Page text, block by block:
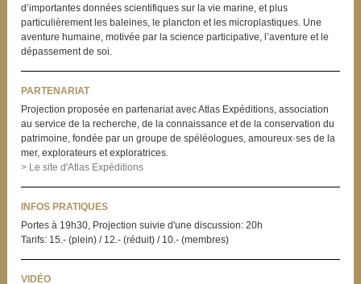
d’importantes données scientifiques sur la vie marine, et plus
particulièrement les baleines, le plancton et les microplastiques. Une
aventure humaine, motivée par la science participative, l’aventure et le
dépassement de soi.
PARTENARIAT
Projection proposée en partenariat avec Atlas Expéditions, association
au service de la recherche, de la connaissance et de la conservation du
patrimoine, fondée par un groupe de spéléologues, amoureux·ses de la
mer, explorateurs et exploratrices.
> Le site d'Atlas Expéditions
INFOS PRATIQUES
Portes à 19h30, Projection suivie d'une discussion: 20h
Tarifs: 15.- (plein) / 12.- (réduit) / 10.- (membres)
VIDÉO